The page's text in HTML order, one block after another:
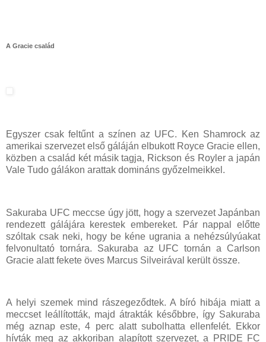
A Gracie család
Egyszer csak feltűnt a színen az UFC. Ken Shamrock az
amerikai szervezet első gáláján elbukott Royce Gracie ellen,
közben a család két másik tagja, Rickson és Royler a japán
Vale Tudo gálákon arattak domináns győzelmeikkel.
Sakuraba UFC meccse úgy jött, hogy a szervezet Japánban
rendezett gálájára kerestek embereket. Pár nappal előtte
szóltak csak neki, hogy be kéne ugrania a nehézsúlyúakat
felvonultató tornára. Sakuraba az UFC tornán a Carlson
Gracie alatt fekete öves Marcus Silveirával került össze.
A helyi szemek mind rászegeződtek. A bíró hibája miatt a
meccset leállították, majd átrakták későbbre, így Sakuraba
még aznap este, 4 perc alatt subolhatta ellenfelét. Ekkor
hívták meg az akkoriban alapított szervezet, a PRIDE FC